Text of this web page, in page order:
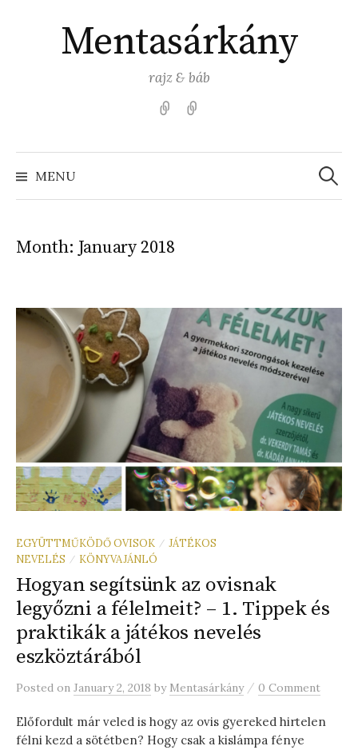
contentMentasárkány
rajz & báb
Kezdőlap
MENU
Search
for:
Month: January 2018
EGYÜTTMŰKÖDŐ OVISOK / JÁTÉKOS
NEVELÉS
/ KÖNYVAJÁNLÓ
Hogyan segítsünk az ovisnak
legyőzni a félelmeit? – 1. Tippek és
praktikák a játékos nevelés
eszköztárából
Posted on January 2, 2018 by Mentasárkány / 0 Comment
Előfordult már veled is hogy az ovis gyereked hirtelen
félni kezd a sötétben? Hogy csak a kislámpa fénye